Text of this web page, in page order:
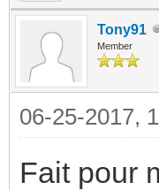
Tony91
Member
06-25-2017,
Fait pour